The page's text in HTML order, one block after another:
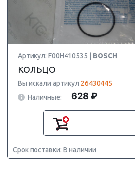
Артикул: F00H410535 | BOSCH
КОЛЬЦО
Вы искали артикул 26430445
Наличные:
628 ₽
Срок поставки: В наличии